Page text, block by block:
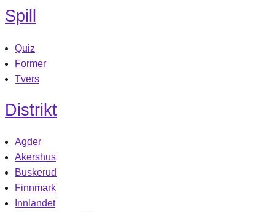
Spill
Quiz
Former
Tvers
Distrikt
Agder
Akershus
Buskerud
Finnmark
Innlandet